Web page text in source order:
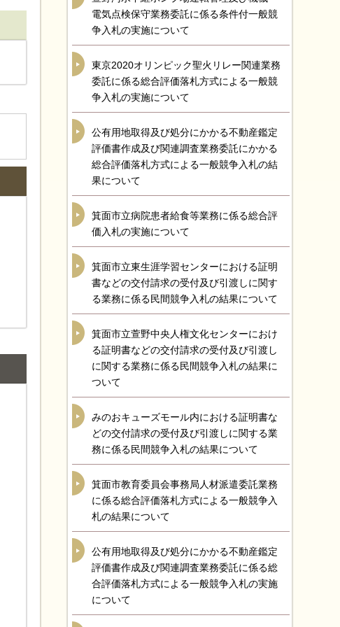
電気点検保守業務委託に係る条件付一般競
争入札の実施について
東京2020オリンピック聖火リレー関連業務
委託に係る総合評価落札方式による一般競
争入札の実施について
公有用地取得及び処分にかかる不動産鑑定
評価書作成及び関連調査業務委託にかかる
総合評価落札方式による一般競争入札の結
果について
箕面市立病院患者給食等業務に係る総合評
価入札の実施について
箕面市立東生涯学習センターにおける証明
書などの交付請求の受付及び引渡しに関す
る業務に係る民間競争入札の結果について
箕面市立萱野中央人権文化センターにおけ
る証明書などの交付請求の受付及び引渡し
に関する業務に係る民間競争入札の結果に
ついて
みのおキューズモール内における証明書な
どの交付請求の受付及び引渡しに関する業
務に係る民間競争入札の結果について
箕面市教育委員会事務局人材派遣委託業務
に係る総合評価落札方式による一般競争入
札の結果について
公有用地取得及び処分にかかる不動産鑑定
評価書作成及び関連調査業務委託に係る総
合評価落札方式による一般競争入札の実施
について